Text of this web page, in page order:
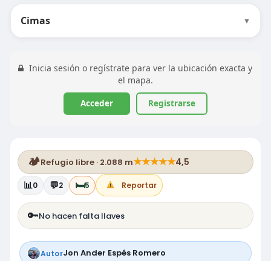
Cimas ▼
Inicia sesión o regístrate para ver la ubicación exacta y
el mapa.
Acceder Registrarse
🏕️Refugio libre · 2.088 m★★★★★4,5
📊0 💬2 🛏️5 Reportar
🔑No hacen falta llaves
AutorJon Ander Espés Romero